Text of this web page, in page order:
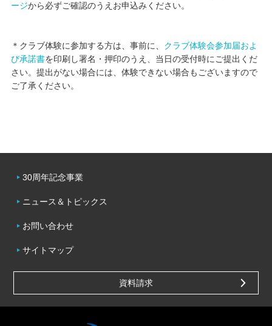
ージから必ずご確認のうえお申込みください。
＊クラブ体験に参加する方は、事前に、 クラブ体験会参加届およ
び承諾書を印刷し署名・押印のうえ、当日の受付時にご提出くだ
さい。提出がない場合には、体験できない場合もございますので
ご了承ください。
30周年記念事業
ニュース＆トピックス
お問い合わせ
サイトマップ
資料請求